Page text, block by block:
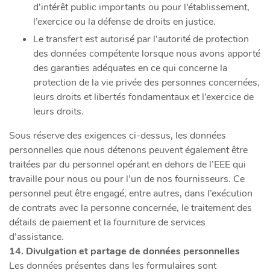
d’intérêt public importants ou pour l’établissement,
l’exercice ou la défense de droits en justice.
Le transfert est autorisé par l’autorité de protection
des données compétente lorsque nous avons apporté
des garanties adéquates en ce qui concerne la
protection de la vie privée des personnes concernées,
leurs droits et libertés fondamentaux et l’exercice de
leurs droits.
Sous réserve des exigences ci-dessus, les données
personnelles que nous détenons peuvent également être
traitées par du personnel opérant en dehors de l’EEE qui
travaille pour nous ou pour l’un de nos fournisseurs. Ce
personnel peut être engagé, entre autres, dans l’exécution
de contrats avec la personne concernée, le traitement des
détails de paiement et la fourniture de services
d’assistance.
14. Divulgation et partage de données personnelles
Les données présentes dans les formulaires sont